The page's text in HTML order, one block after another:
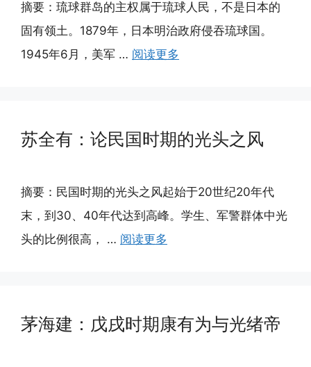
摘要：琉球群岛的主权属于琉球人民，不是日本的
固有领土。1879年，日本明治政府侵吞琉球国。
1945年6月，美军 … 阅读更多
苏全有：论民国时期的光头之风
摘要：民国时期的光头之风起始于20世纪20年代
末，到30、40年代达到高峰。学生、军警群体中光
头的比例很高， … 阅读更多
茅海建：戊戌时期康有为与光绪帝